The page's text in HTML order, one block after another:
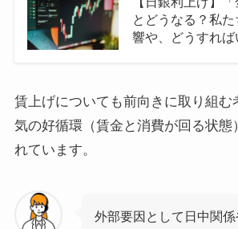
とどうなる？私
響や、どうすれば
賃上げについても前向きに取り組む
気の好循環（賃金と消費が回る状態
れています。
外部要因として日中関